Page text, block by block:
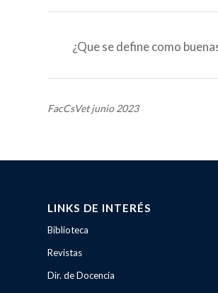
¿Que se define como
FacCsVet junio 2023
LINKS DE INTERÉS
Biblioteca
Revistas
Dir. de Docencia